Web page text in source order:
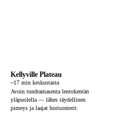
Kellyville Plateau
~17 min keskustasta
Avoin tundramasenta lentokentän
yläpuolella — lähes täydellinen
pimeys ja laajat horisonterit.